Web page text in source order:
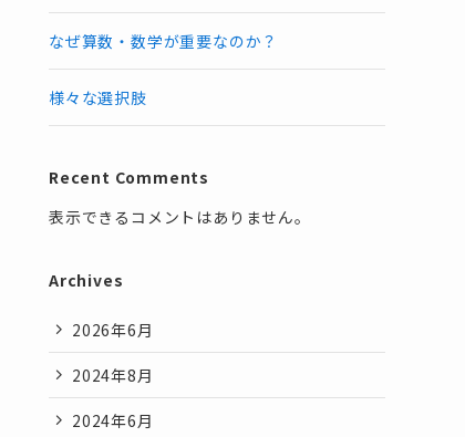
なぜ算数・数学が重要なのか？
様々な選択肢
Recent Comments
表示できるコメントはありません。
Archives
2026年6月
2024年8月
2024年6月